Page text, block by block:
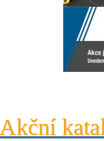
Akční